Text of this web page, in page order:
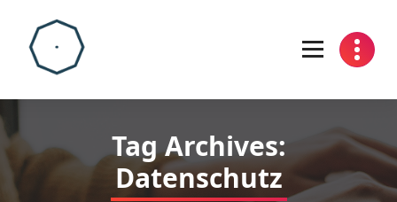
content
Tag Archives:
Datenschutz